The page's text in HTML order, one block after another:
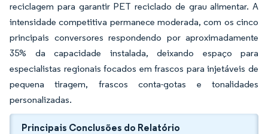
reciclagem para garantir PET reciclado de grau alimentar. A
intensidade competitiva permanece moderada, com os cinco
principais conversores respondendo por aproximadamente
35% da capacidade instalada, deixando espaço para
especialistas regionais focados em frascos para injetáveis de
pequena tiragem, frascos conta-gotas e tonalidades
personalizadas.
Principais Conclusões do Relatório